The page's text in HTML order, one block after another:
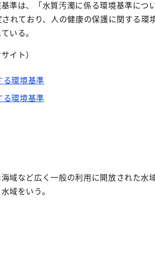
準は、「水質汚濁に係る環境基準につ
れており、人の健康の保護に関する環
いる。
イト）
る環境基準
る環境基準
域など広く一般の利用に開放された水
域をいう。